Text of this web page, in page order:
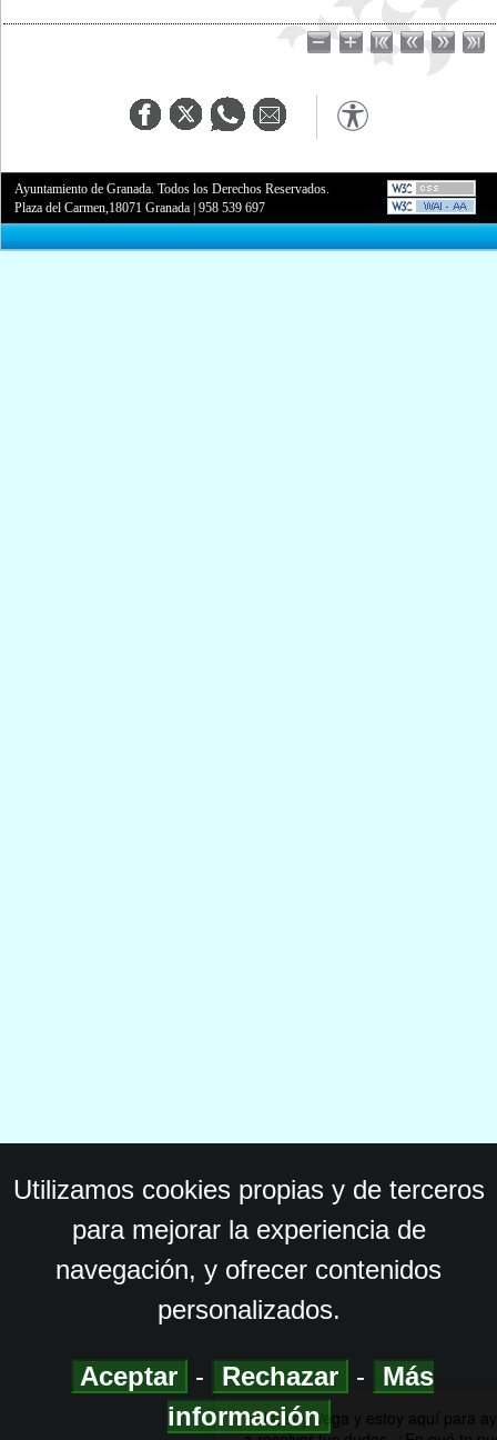
Ayuntamiento de Granada. Todos los Derechos Reservados.
Plaza del Carmen,18071 Granada |958 539 697
Utilizamos cookies propias y de terceros
para mejorar la experiencia de
navegación, y ofrecer contenidos
personalizados.
Aceptar - Rechazar -
Más
información